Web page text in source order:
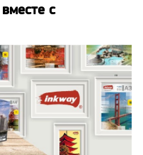
с